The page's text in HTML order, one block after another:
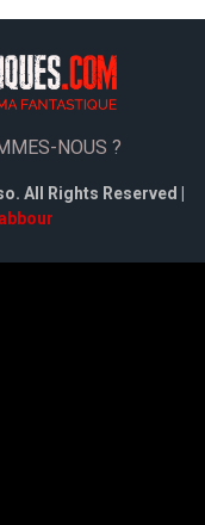
NOUS ?
All Rights Reserved |